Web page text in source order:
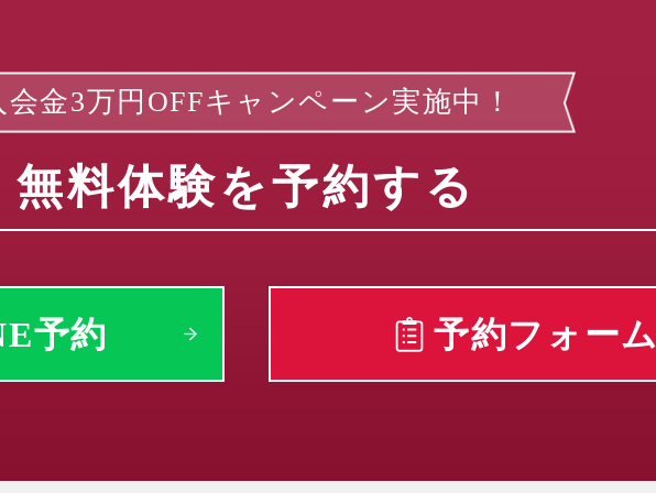
会金3万円OFFキャンペーン実施中！
無料体験を予約する
予約 予約フォーム